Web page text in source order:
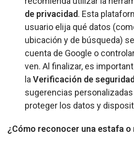
de privacidad. Esta
usuario elija qué datos
ubicación y de búsqueda)
cuenta de Google o
ven. Al finalizar, es
la Verificación de
sugerencias
proteger los datos y
¿Cómo reconocer una estafa o